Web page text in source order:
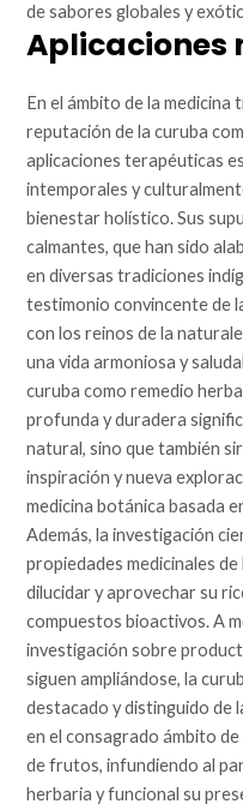
de sabores globales y
Aplicaciones
En el ámbito de la medicina
reputación de la curuba
aplicaciones terapéuticas
intemporales y
bienestar holístico. Sus
calmantes, que han sido
en diversas tradiciones
testimonio convincente de
con los reinos de la
una vida armoniosa y
curuba como remedio
profunda y duradera
natural, sino que también
inspiración y nueva
medicina botánica basada
Además, la investigación
propiedades medicinales
dilucidar y aprovechar su
compuestos bioactivos. A
investigación sobre
siguen ampliándose, la
destacado y distinguido de
en el consagrado ámbito
de frutos, infundiendo al
herbaria y funcional su